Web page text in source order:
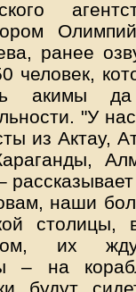
ранее
человек,
акимы да
"У
из Актау,
наши
столицы,
их
– на